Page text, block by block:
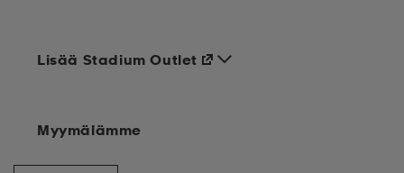
Lisää Stadium Outlet
Myymälämme